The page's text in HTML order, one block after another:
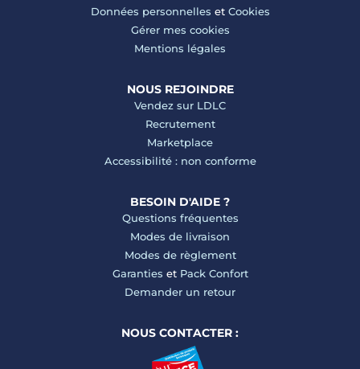
Données personnelles et Cookies
Gérer mes cookies
Mentions légales
NOUS REJOINDRE
Vendez sur LDLC
Recrutement
Marketplace
Accessibilité : non conforme
BESOIN D'AIDE ?
Questions fréquentes
Modes de livraison
Modes de règlement
Garanties et Pack Confort
Demander un retour
NOUS CONTACTER :